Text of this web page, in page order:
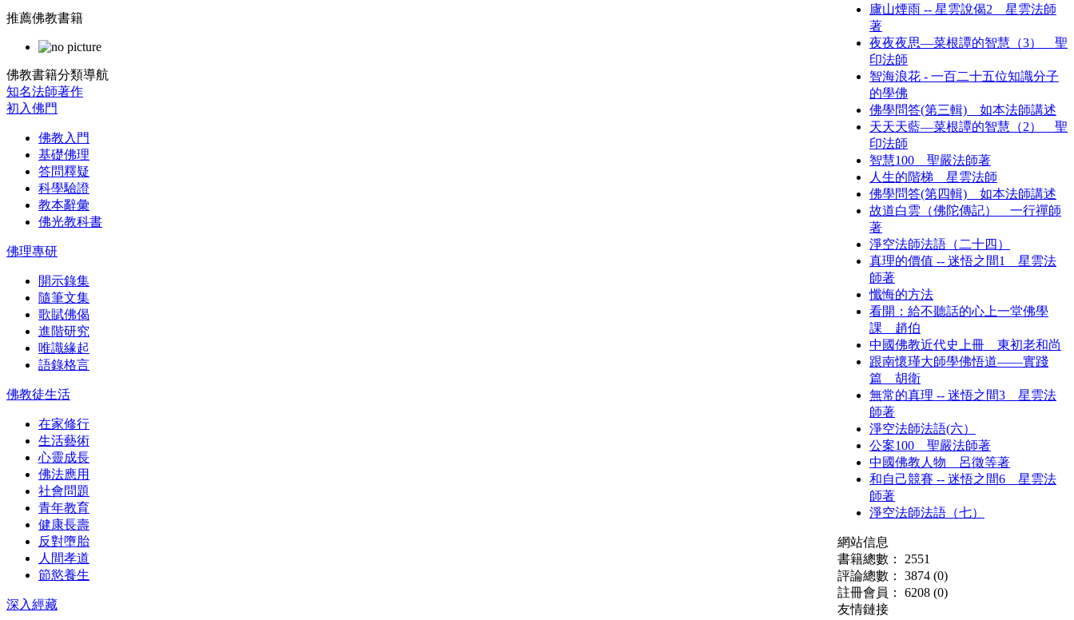
推薦佛教書籍
佛教書籍分類導航
知名法師著作
初入佛門
佛教入門
基礎佛理
答問釋疑
科學驗證
教本辭彙
佛光教科書
佛理專研
開示錄集
隨筆文集
歌賦佛偈
進階研究
唯識緣起
語錄格言
佛教徒生活
在家修行
生活藝術
心靈成長
佛法應用
社會問題
青年教育
健康長壽
反對墮胎
人間孝道
節慾養生
深入經藏
廬山煙雨 -- 星雲說偈2 星雲法師
著
夜夜夜思—菜根譚的智慧（3） 聖
印法師
智海浪花 - 一百二十五位知識分子
的學佛
佛學問答(第三輯) 如本法師講述
天天天藍—菜根譚的智慧（2） 聖
印法師
智慧100 聖嚴法師著
人生的階梯 星雲法師
佛學問答(第四輯) 如本法師講述
故道白雲（佛陀傳記） 一行禪師
著
淨空法師法語（二十四）
真理的價值 -- 迷悟之間1 星雲法
師著
懺悔的方法
看開：給不聽話的心上一堂佛學
課 趙伯
中國佛教近代史上冊 東初老和尚
跟南懷瑾大師學佛悟道——實踐
篇 胡衛
無常的真理 -- 迷悟之間3 星雲法
師著
淨空法師法語(六）
公案100 聖嚴法師著
中國佛教人物 呂徵等著
和自己競賽 -- 迷悟之間6 星雲法
師著
淨空法師法語（七）
網站信息
書籍總數： 2551
評論總數： 3874 (0)
註冊會員： 6208 (0)
友情鏈接